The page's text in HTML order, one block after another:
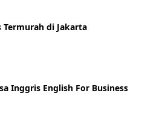
Termurah di Jakarta
Inggris English For Business